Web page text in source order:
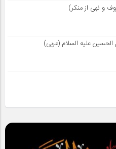
و نهی از منکر)
علیه السلام (عربی)